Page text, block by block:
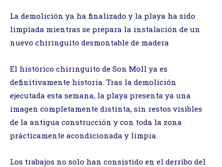
La demolición ya ha finalizado y la playa ha sido
limpiada mientras se prepara la instalación de un
nuevo chiringuito desmontable de madera
El histórico chiringuito de Son Moll ya es
definitivamente historia. Tras la demolición
ejecutada esta semana, la playa presenta ya una
imagen completamente distinta, sin restos visibles
de la antigua construcción y con toda la zona
prácticamente acondicionada y limpia.
Los trabajos no solo han consistido en el derribo del